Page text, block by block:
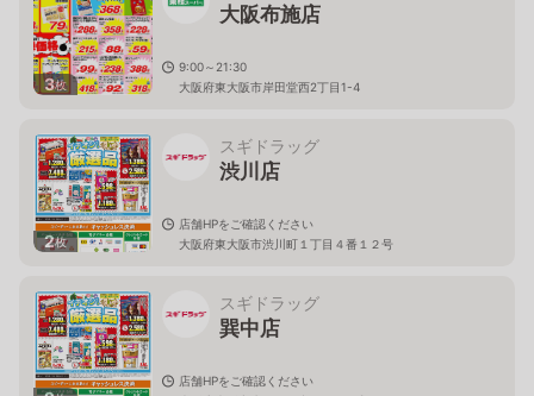
3枚
大阪布施店
9:00～21:30
大阪府東大阪市岸田堂西2丁目1-4
2枚
スギドラッグ
渋川店
店舗HPをご確認ください
大阪府東大阪市渋川町１丁目４番１２号
スギドラッグ
巽中店
店舗HPをご確認ください